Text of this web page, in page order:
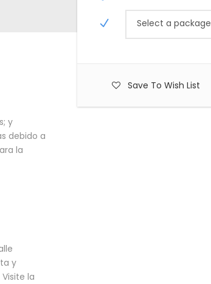
Select a package
Save To Wish List
y
debido a
la
y
la